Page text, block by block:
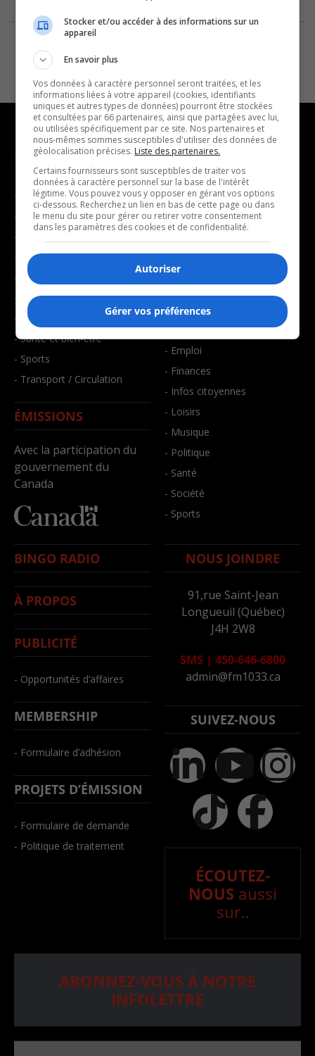
NOUVELLES
- Affaires municipales
- Communauté / Social
- Culture
- Économie
- Éducation
- Environnement
- Faits divers
- Santé et bien-être
- Sports
- Transport / Circulation
ÉMISSIONS
Avec la participation du
gouvernement du
Canada
MUSIQUE
- Décompte franco
- Joué récemment
BALADOS
- Art de vivre
- Bien-être
- Emploi
- Finances
- Infos citoyennes
- Loisirs
- Musique
- Politique
- Santé
- Société
- Sports
BINGO RADIO
À PROPOS
PUBLICITÉ
- Opportunités d’affaires
MEMBERSHIP
- Formulaire d’adhésion
PROJETS D’ÉMISSION
- Formulaire de demande
- Politique de traitement
NOUS JOINDRE
91,rue Saint-Jean
Longueuil (Québec)
J4H 2W8
SMS | 450-646-6800
admin@fm1033.ca
SUIVEZ-NOUS
ÉCOUTEZ-
NOUS aussi
sur..
ABONNEZ-VOUS À NOTRE
INFOLETTRE
Stocker et/ou accéder à des informations sur un
appareil
En savoir plus
Vos données à caractère personnel seront traitées, et les
informations liées à votre appareil (cookies, identifiants
uniques et autres types de données) pourront être stockées
et consultées par 66 partenaires, ainsi que partagées avec lui,
ou utilisées spécifiquement par ce site. Nos partenaires et
nous-mêmes sommes susceptibles d'utiliser des données de
géolocalisation précises. Liste des partenaires.
Certains fournisseurs sont susceptibles de traiter vos
données à caractère personnel sur la base de l'intérêt
légitime. Vous pouvez vous y opposer en gérant vos options
ci-dessous. Recherchez un lien en bas de cette page ou dans
le menu du site pour gérer ou retirer votre consentement
dans les paramètres des cookies et de confidentialité.
Autoriser
Gérer vos préférences